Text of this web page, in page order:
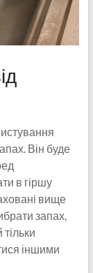
Він буде
в гіршу
вище
запах,
іншими